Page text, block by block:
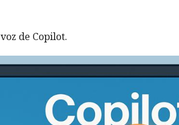
de Copilot.